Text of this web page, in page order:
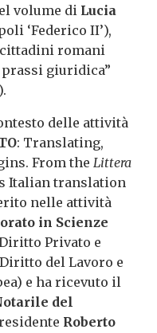
volume di Lucia
‘Federico II’),
romani
prassi giuridica”
delle attività
: Translating,
From the Littera
Italian translation
nelle attività
in Scienze
Privato e
del Lavoro e
e ha ricevuto il
del
Roberto